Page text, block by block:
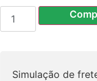
Simulação de